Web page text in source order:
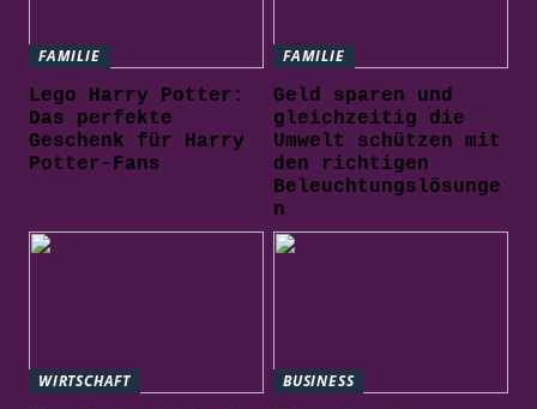
FAMILIE
Lego Harry Potter:
Das perfekte
Geschenk für Harry
Potter-Fans
FAMILIE
Geld sparen und
gleichzeitig die
Umwelt schützen mit
den richtigen
Beleuchtungslösunge
n
WIRTSCHAFT BUSINESS